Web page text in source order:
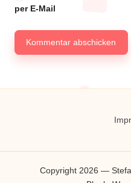
per E-Mail
Copyright 2026 —